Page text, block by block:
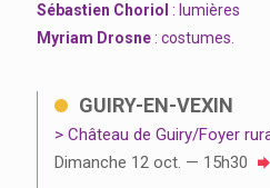
Sébastien Choriol : lumières
Myriam Drosne: costumes.
GUIRY-EN-VEXIN
> Château de Guiry/Foyer
Dimanche 12 oct. — 15h30